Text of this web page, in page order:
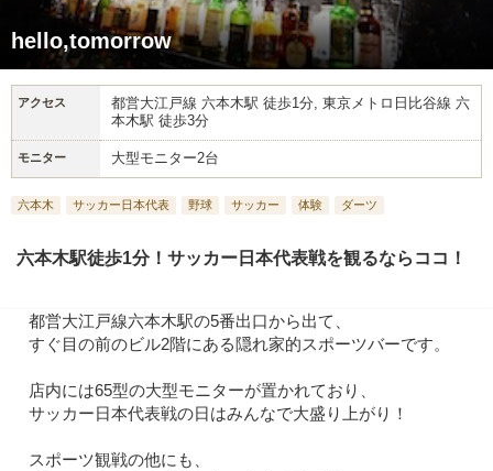
hello,tomorrow
アクセス
都営大江戸線 六本木駅 徒歩1分, 東京メトロ日比谷線 六
本木駅 徒歩3分
モニター 大型モニター2台
六本木 サッカー日本代表 野球 サッカー 体験 ダーツ
六本木駅徒歩1分！サッカー日本代表戦を観るならココ！
都営大江戸線六本木駅の5番出口から出て、
すぐ目の前のビル2階にある隠れ家的スポーツバーです。
店内には65型の大型モニターが置かれており、
サッカー日本代表戦の日はみんなで大盛り上がり！
スポーツ観戦の他にも、